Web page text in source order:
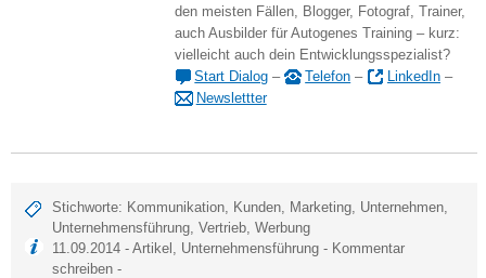
den meisten Fällen, Blogger, Fotograf, Trainer,
auch Ausbilder für Autogenes Training – kurz:
vielleicht auch dein Entwicklungsspezialist?
Start Dialog – Telefon – LinkedIn –
Newslettter
Stichworte: Kommunikation Kunden Marketing Unternehmen
Unternehmensführung ,Vertrieb ,Werbung
11.09.2014 -Artikel Unternehmensführung - Kommentar
schreiben -